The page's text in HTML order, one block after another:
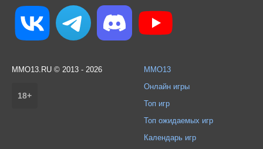
MMO13.RU © 2013 - 2026
18+
MMO13
Онлайн игры
Топ игр
Топ ожидаемых игр
Календарь игр